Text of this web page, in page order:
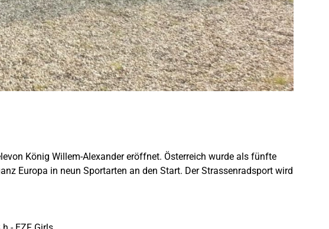
König Willem-Alexander eröffnet. Österreich wurde als fünfte
Europa in neun Sportarten an den Start. Der Strassenradsport wird